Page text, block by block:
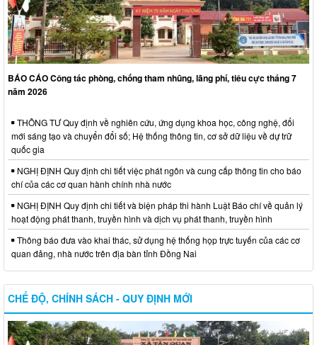
BÁO CÁO Công tác phòng, chống tham nhũng, lãng phí, tiêu cực tháng 7
năm 2026
THÔNG TƯ Quy định về nghiên cứu, ứng dụng khoa học, công nghệ, đổi
mới sáng tạo và chuyển đổi số; Hệ thống thông tin, cơ sở dữ liệu về dự trữ
quốc gia
NGHỊ ĐỊNH Quy định chi tiết việc phát ngôn và cung cấp thông tin cho báo
chí của các cơ quan hành chính nhà nước
NGHỊ ĐỊNH Quy định chi tiết và biện pháp thi hành Luật Báo chí về quản lý
hoạt động phát thanh, truyền hình và dịch vụ phát thanh, truyền hình
Thông báo đưa vào khai thác, sử dụng hệ thống họp trực tuyến của các cơ
quan đảng, nhà nước trên địa bàn tỉnh Đồng Nai
CHẾ ĐỘ, CHÍNH SÁCH - QUY ĐỊNH MỚI